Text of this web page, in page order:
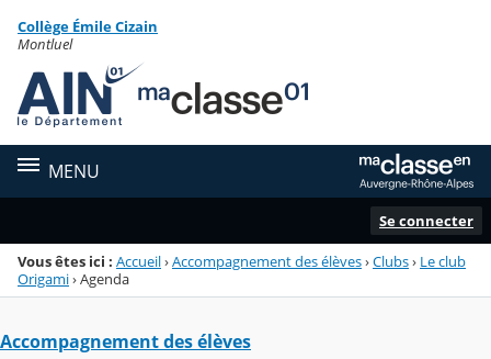
Menu de la rubrique
Contenu
Collège Émile Cizain
Montluel
MENU
Se connecter
Vous êtes ici : Accueil›Accompagnement des élèves›Clubs› Le club
Origami›Agenda
Accompagnement des élèves